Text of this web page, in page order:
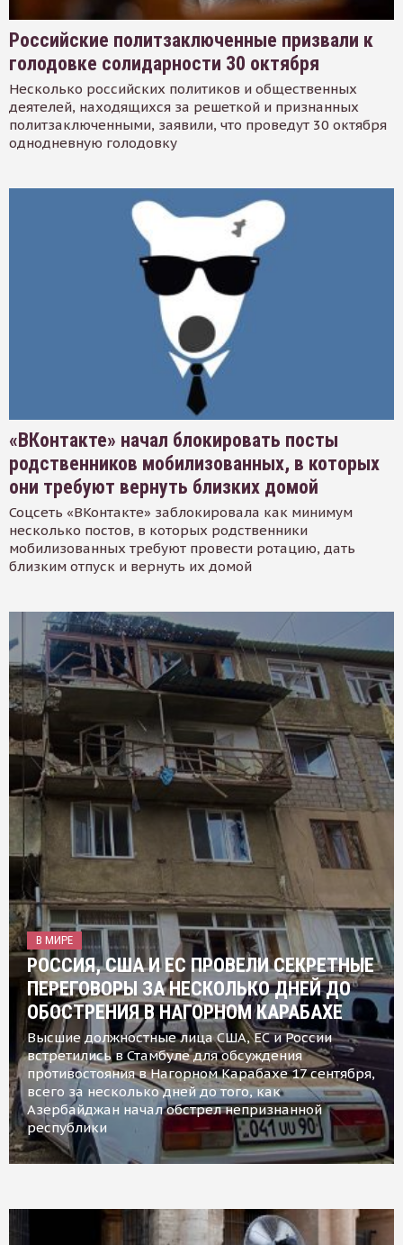
Российские политзаключенные призвали к
голодовке солидарности 30 октября
Несколько российских политиков и общественных
деятелей, находящихся за решеткой и признанных
политзаключенными, заявили, что проведут 30 октября
однодневную голодовку
«ВКонтакте» начал блокировать посты
родственников мобилизованных, в которых
они требуют вернуть близких домой
Соцсеть «ВКонтакте» заблокировала как минимум
несколько постов, в которых родственники
мобилизованных требуют провести ротацию, дать
близким отпуск и вернуть их домой
В МИРЕ
РОССИЯ, США И ЕС ПРОВЕЛИ СЕКРЕТНЫЕ
ПЕРЕГОВОРЫ ЗА НЕСКОЛЬКО ДНЕЙ ДО
ОБОСТРЕНИЯ В НАГОРНОМ КАРАБАХЕ
Высшие должностные лица США, ЕС и России
встретились в Стамбуле для обсуждения
противостояния в Нагорном Карабахе 17 сентября,
всего за несколько дней до того, как
Азербайджан начал обстрел непризнанной
республики